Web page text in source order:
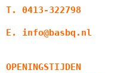
T. 0413-322798
E. info@basbq.nl
OPENINGSTIJDEN